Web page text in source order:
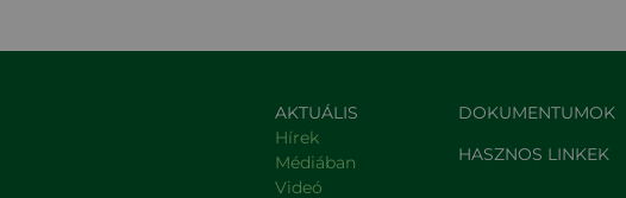
AKTUÁLIS
Hírek
Médiában
Videó
DOKUMENTUMOK
HASZNOS LINKEK